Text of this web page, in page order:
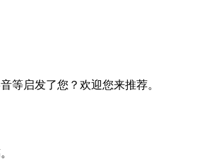
等启发了您？欢迎您来推荐。